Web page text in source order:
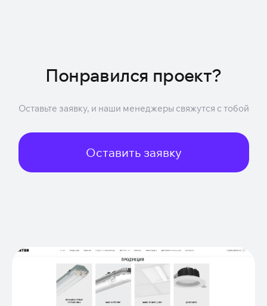
Понравился проект?
Оставьте заявку, и наши менеджеры свяжутся с тобой
Оставить заявку